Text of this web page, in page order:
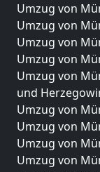
Umzug von
Umzug von
Umzug von
Umzug von
Umzug von
und
Umzug von
Umzug von
Umzug von
Umzug von